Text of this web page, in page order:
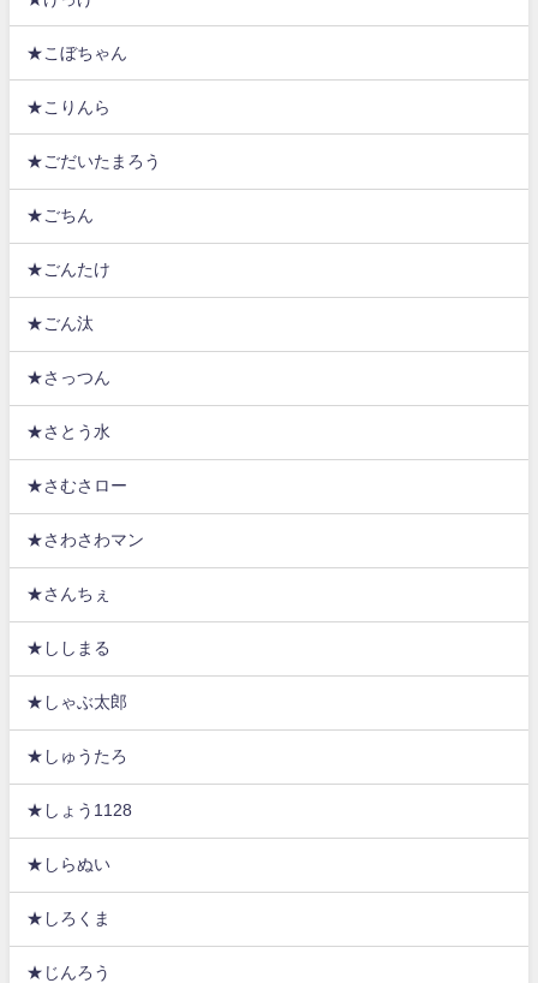
★こぼちゃん
★こりんら
★ごだいたまろう
★ごちん
★ごんたけ
★ごん汰
★さっつん
★さとう水
★さむさロー
★さわさわマン
★さんちぇ
★ししまる
★しゃぶ太郎
★しゅうたろ
★しょう1128
★しらぬい
★しろくま
★じんろう